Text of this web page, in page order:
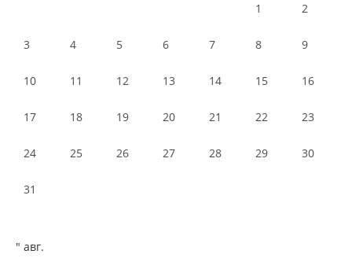
1 2
3 4 5 6 7 8 9
10 11 12 13 14 15 16
17 18 19 20 21 22 23
24 25 26 27 28 29 30
31
" авг.